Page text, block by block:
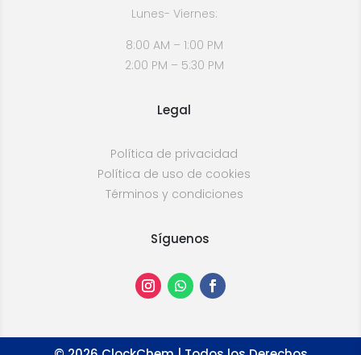
Lunes- Viernes:
8:00 AM – 1:00 PM
2:00 PM – 5:30 PM
Legal
Política de privacidad
Política de uso de cookies
Términos y condiciones
Síguenos